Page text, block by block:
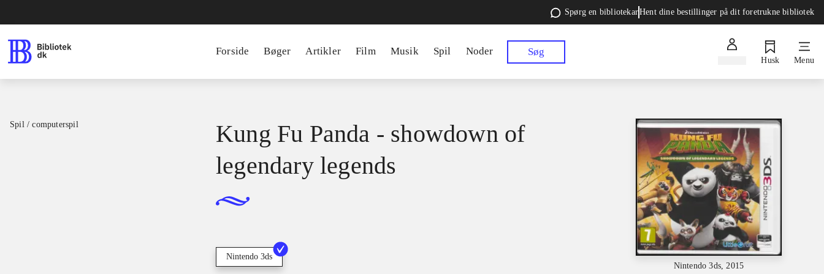
Spørg en bibliotekarHent dine bestillinger på dit foretrukne bibliotek
Forside Bøger Artikler Film Musik Spil Noder Søg
Husk Menu
Spil / computerspil
Nintendo 3ds, 2015
Kung Fu Panda - showdown of
legendary legends
Nintendo 3ds